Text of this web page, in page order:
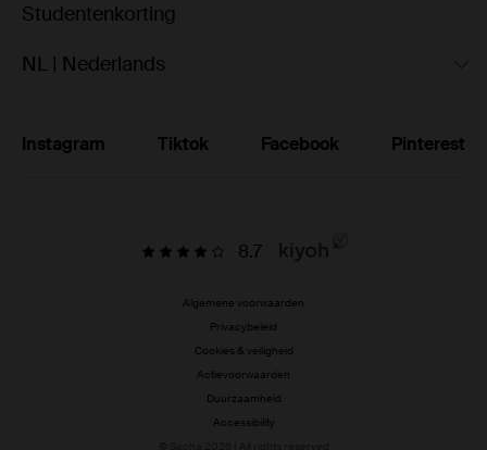
Studentenkorting
NL | Nederlands
Instagram Tiktok Facebook Pinterest
8.7
Algemene voorwaarden
Privacybeleid
Cookies & veiligheid
Actievoorwaarden
Duurzaamheid
Accessibility